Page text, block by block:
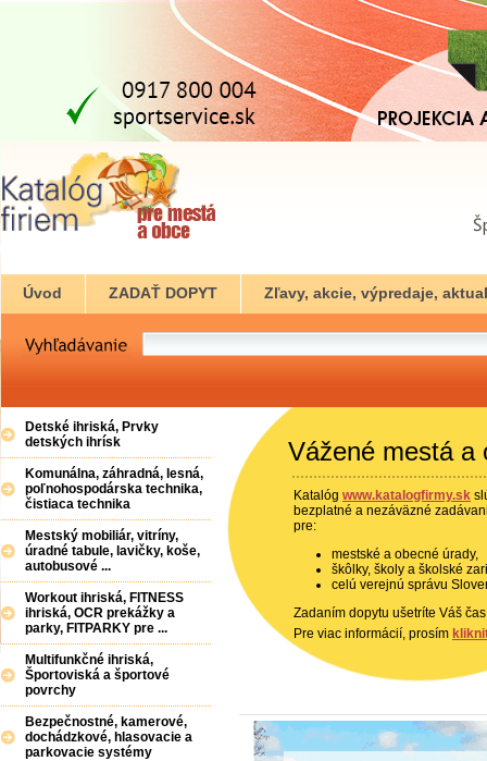
Úvod ZADAŤ DOPYT Zľavy, akcie, výpredaje,
Detské ihriská, Prvky
detských ihrísk
Komunálna, záhradná, lesná,
poľnohospodárska technika,
čistiaca technika
Mestský mobiliár, vitríny,
úradné tabule, lavičky, koše,
autobusové ...
Workout ihriská, FITNESS
ihriská, OCR prekážky a
parky, FITPARKY pre ...
Multifunkčné ihriská,
Športoviská a športové
povrchy
Bezpečnostné, kamerové,
dochádzkové, hlasovacie a
parkovacie systémy
Vážené mestá a
Katalóg www.katalogfirmy.sk
bezplatné a nezáväzné
pre:
mestské a obecné úrady,
škôlky, školy a školské
celú verejnú správu
Zadaním dopytu ušetríte Váš
Pre viac informácií, prosím